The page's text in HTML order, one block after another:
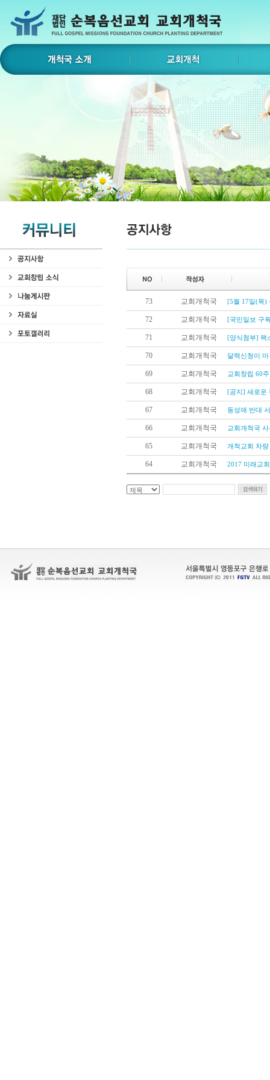
73 교회개척국 [5월 17일(목)
72 교회개척국 [국민일보 구
71 교회개척국 [양식첨부] 팩
70 교회개척국 달력신청이
69 교회개척국 교회창립 60
68 교회개척국 [공지] 새로운
67 교회개척국 동성애 반대
66 교회개척국 교회개척국
65 교회개척국 개척교회 차
64 교회개척국 2017 미래교